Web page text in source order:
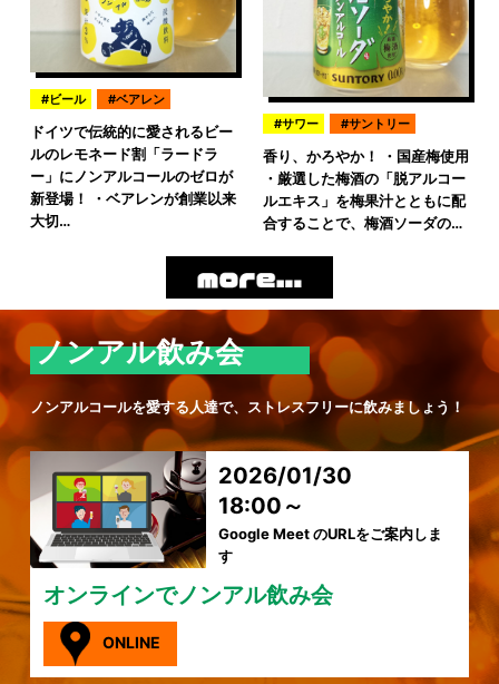
ビール ベアレン
ドイツで伝統的に愛されるビー
ルのレモネード割「ラードラ
ー」にノンアルコールのゼロが
新登場！ ・ベアレンが創業以来
大切…
サワー サントリー
香り、かろやか！ ・国産梅使用
・厳選した梅酒の「脱アルコー
ルエキス」を梅果汁とともに配
合することで、梅酒ソーダの…
ノンアル飲み会
ノンアルコールを愛する人達で、ストレスフリーに飲みましょう！
2026/01/30
18:00～
Google Meet のURLをご案内しま
す
オンラインでノンアル飲み会
ONLINE